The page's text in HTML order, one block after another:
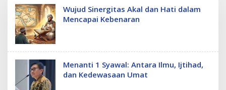
Wujud Sinergitas Akal dan Hati dalam
Mencapai Kebenaran
Menanti 1 Syawal: Antara Ilmu, Ijtihad,
dan Kedewasaan Umat